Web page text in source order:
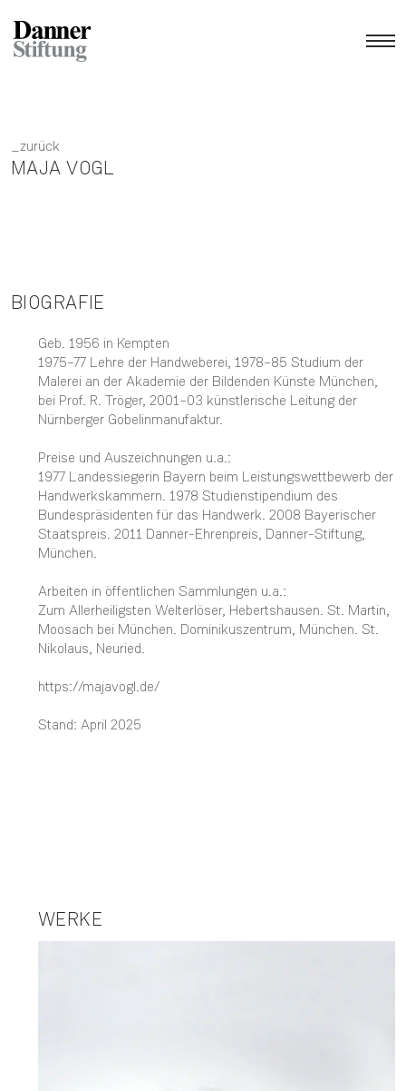
zurück
MAJA VOGL
BIOGRAFIE
Geb. 1956 in Kempten
1975–77 Lehre der Handweberei, 1978–85 Studium der
Malerei an der Akademie der Bildenden Künste München,
bei Prof. R. Tröger, 2001–03 künstlerische Leitung der
Nürnberger Gobelinmanufaktur.
Preise und Auszeichnungen u.a.:
1977 Landessiegerin Bayern beim Leistungswettbewerb der
Handwerkskammern. 1978 Studienstipendium des
Bundespräsidenten für das Handwerk. 2008 Bayerischer
Staatspreis. 2011 Danner-Ehrenpreis, Danner-Stiftung,
München.
Arbeiten in öffentlichen Sammlungen u.a.:
Zum Allerheiligsten Welterlöser, Hebertshausen. St. Martin,
Moosach bei München. Dominikuszentrum, München. St.
Nikolaus, Neuried.
https://majavogl.de/
Stand: April 2025
WERKE